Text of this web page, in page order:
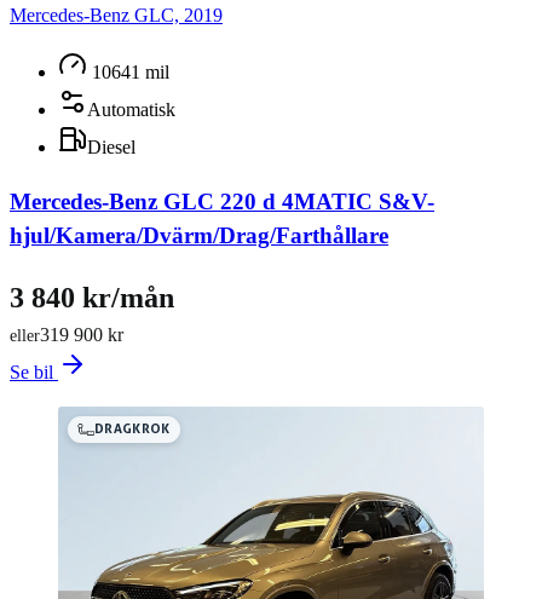
Mercedes-Benz GLC, 2019
10641 mil
Automatisk
Diesel
Mercedes-Benz GLC 220 d 4MATIC S&V-
hjul/Kamera/Dvärm/Drag/Farthållare
319 900 kr
eller
3 840 kr/mån
Se bil
DRAGKROK